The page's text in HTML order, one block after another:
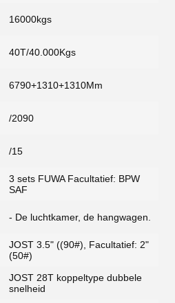
16000kgs
40T/40.000Kgs
6790+1310+1310Mm
/2090
/15
3 sets FUWA Facultatief: BPW
SAF
- De luchtkamer, de hangwagen.
JOST 3.5" ((90#), Facultatief: 2"
(50#)
JOST 28T koppeltype dubbele
snelheid